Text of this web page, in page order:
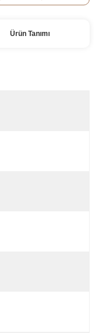
Ürün Tanımı